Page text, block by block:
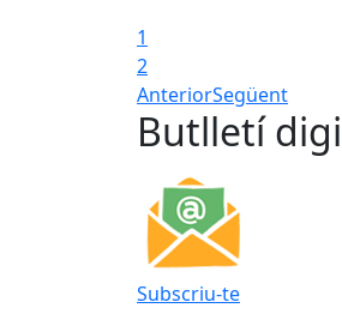
1
2
AnteriorSegüent
Butlletí
Subscriu-te